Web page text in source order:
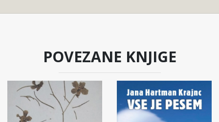
POVEZANE KNJIGE